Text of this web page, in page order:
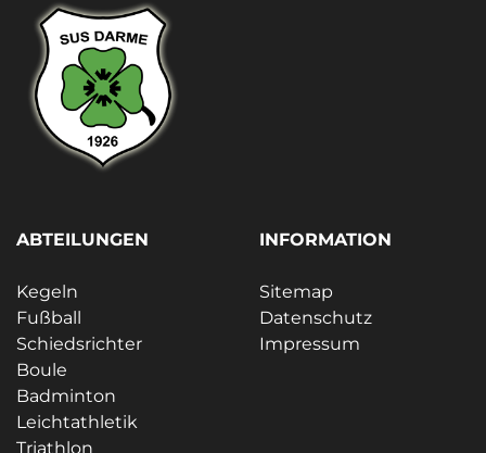
ABTEILUNGEN
Kegeln
Fußball
Schiedsrichter
Boule
Badminton
Leichtathletik
Triathlon
INFORMATION
Sitemap
Datenschutz
Impressum